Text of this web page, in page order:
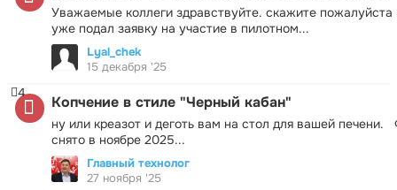
Уважаемые коллеги здравствуйте. скажите пожалуйста
уже подал заявку на участие в пилотном...
Lyal_chek
15 декабря '25
Копчение в стиле "Черный кабан"
ну или креазот и деготь вам на стол для вашей печени.
снято в ноябре 2025...
4
Главный технолог
27 ноября '25